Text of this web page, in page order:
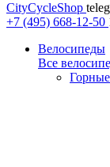
CityCycleShop
+7 (495) 668-12-50
Велосипеды
Все
Горные